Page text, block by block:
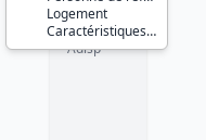
Logement
Caractéristiques du ménage
Diffuseur :
Progedo-
Adisp